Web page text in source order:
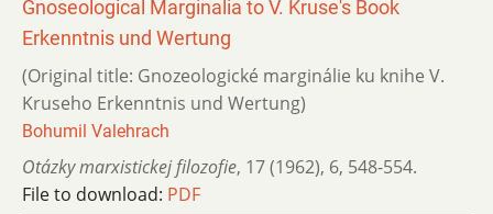
Gnoseological Marginalia to V. Kruse's Book
Erkenntnis und Wertung
(Original title: Gnozeologické marginálie ku knihe V.
Kruseho Erkenntnis und Wertung)
Bohumil Valehrach
Otázky marxistickej filozofie, 17 (1962), 6, 548-554.
File to download: PDF